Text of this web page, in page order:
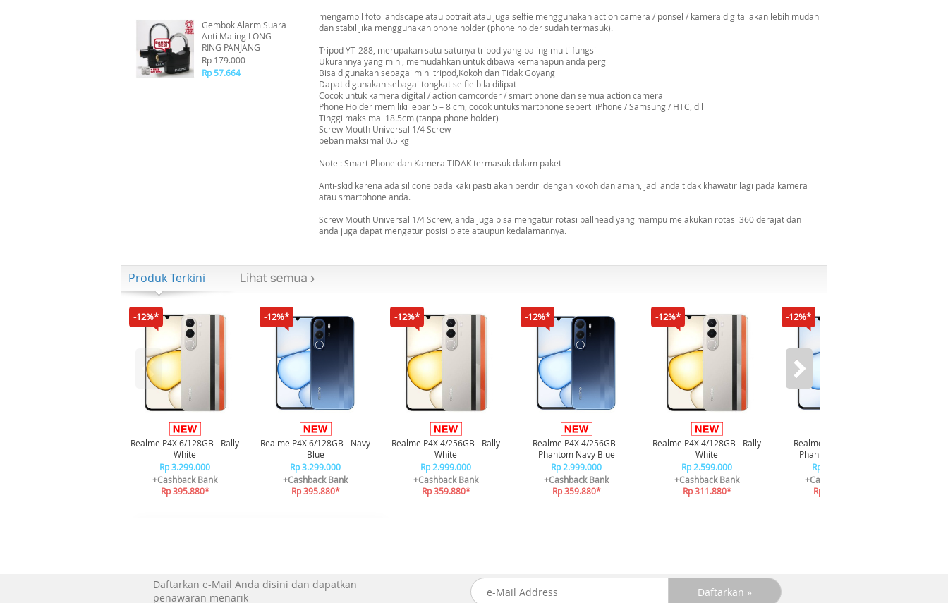
Gembok Alarm Suara
Anti Maling LONG -
RING PANJANG
Rp 179.000
Rp 57.664
mengambil foto landscape atau potrait atau juga selfie menggunakan action camera / ponsel / kamera digital akan lebih mudah
dan stabil jika menggunakan phone holder (phone holder sudah termasuk).
Tripod YT-288, merupakan satu-satunya tripod yang paling multi fungsi
Ukurannya yang mini, memudahkan untuk dibawa kemanapun anda pergi
Bisa digunakan sebagai mini tripod,Kokoh dan Tidak Goyang
Dapat digunakan sebagai tongkat selfie bila dilipat
Cocok untuk kamera digital / action camcorder / smart phone dan semua action camera
Phone Holder memiliki lebar 5 – 8 cm, cocok untuksmartphone seperti iPhone / Samsung / HTC, dll
Tinggi maksimal 18.5cm (tanpa phone holder)
Screw Mouth Universal 1/4 Screw
beban maksimal 0.5 kg
Note : Smart Phone dan Kamera TIDAK termasuk dalam paket
Anti-skid karena ada silicone pada kaki pasti akan berdiri dengan kokoh dan aman, jadi anda tidak khawatir lagi pada kamera
atau smartphone anda.
Screw Mouth Universal 1/4 Screw, anda juga bisa mengatur rotasi ballhead yang mampu melakukan rotasi 360 derajat dan
anda juga dapat mengatur posisi plate ataupun kedalamannya.
Produk Terkini
-12%*
Realme P4X 6/128GB - Rally
White
Rp 3.299.000
+Cashback Bank
Rp 395.880*
-12%*
Realme P4X 6/128GB - Navy
Blue
Rp 3.299.000
+Cashback Bank
Rp 395.880*
-12%*
Realme P4X 4/256GB - Rally
White
Rp 2.999.000
+Cashback Bank
Rp 359.880*
-12%*
Realme P4X 4/256GB -
Phantom Navy Blue
Rp 2.999.000
+Cashback Bank
Rp 359.880*
-12%*
Realme P4X 4/128GB - Rally
White
Rp 2.599.000
+Cashback Bank
Rp 311.880*
-12%*
Realme P4X 4/128GB -
Phantom Navy Blue
Rp 2.599.000
+Cashback Bank
Rp 311.880*
Daftarkan e-Mail Anda disini dan dapatkan
penawaran menarik